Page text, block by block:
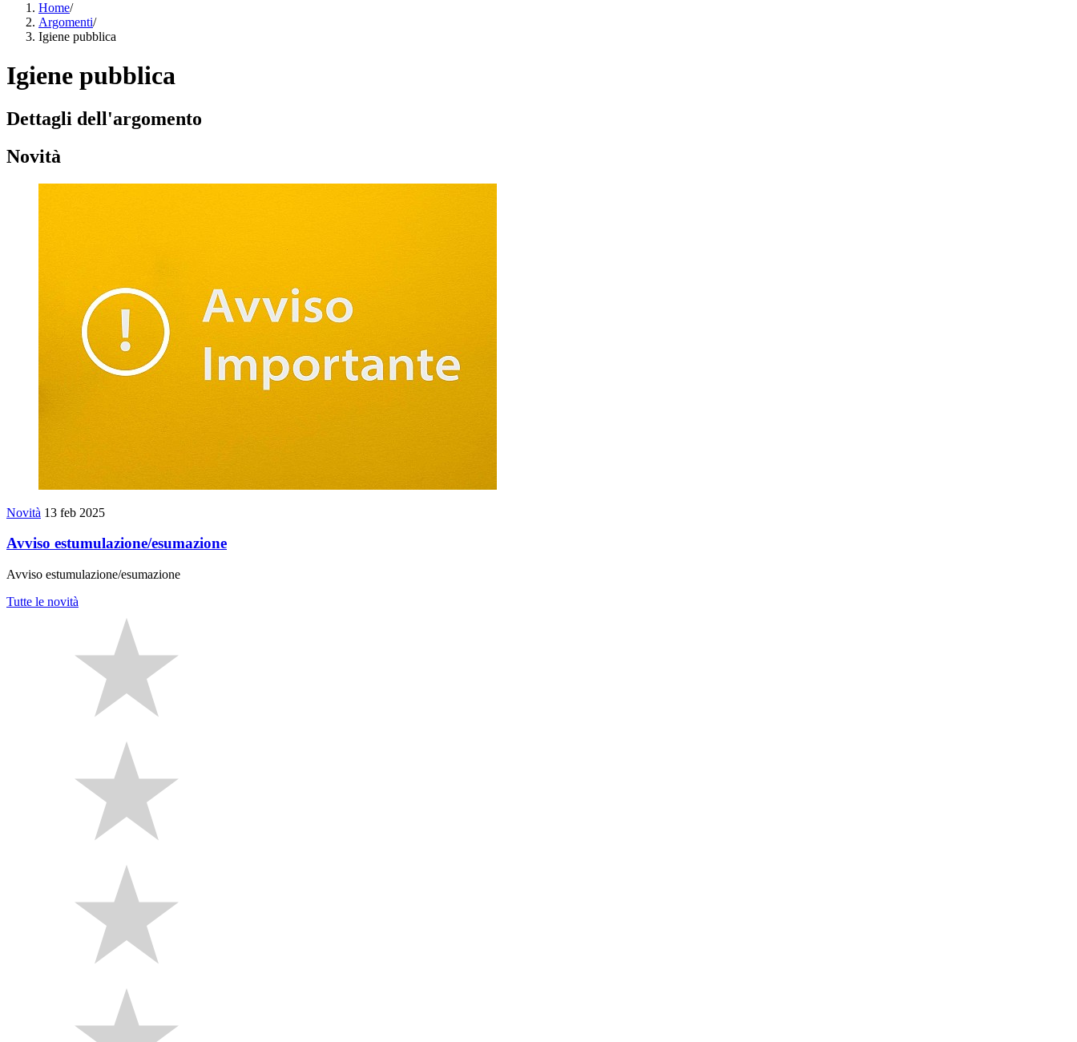
Home/
Argomenti/
Igiene pubblica
Igiene pubblica
Dettagli dell'argomento
Novità
Novità 13 feb 2025
Avviso estumulazione/esumazione
Avviso estumulazione/esumazione
Tutte le novità